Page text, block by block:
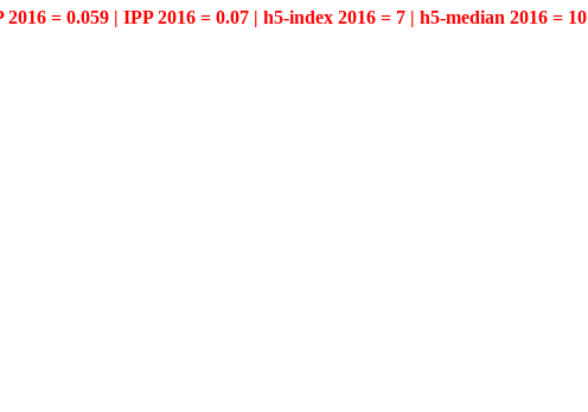
= 0.059 | IPP 2016 = 0.07 | h5-index 2016 = 7 | h5-median 2016 = 10